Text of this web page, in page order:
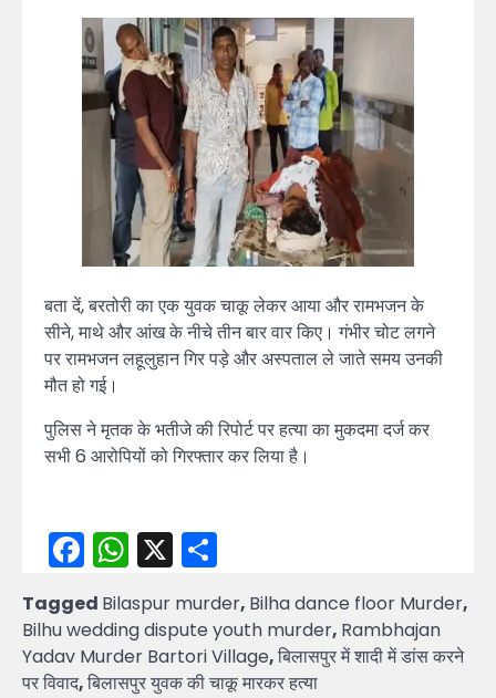
बता दें, बरतोरी का एक युवक चाकू लेकर आया और रामभजन के
सीने, माथे और आंख के नीचे तीन बार वार किए। गंभीर चोट लगने
पर रामभजन लहूलुहान गिर पड़े और अस्पताल ले जाते समय उनकी
मौत हो गई।
पुलिस ने मृतक के भतीजे की रिपोर्ट पर हत्या का मुकदमा दर्ज कर
सभी 6 आरोपियों को गिरफ्तार कर लिया है।
Facebook
WhatsApp
X
Tagged Bilaspur murder, Bilha dance floor Murder,
Bilhu wedding dispute youth murder, Rambhajan
Yadav Murder Bartori Village,बिलासपुर में शादी में डांस करने
पर विवाद,बिलासपुर युवक की चाकू मारकर हत्या